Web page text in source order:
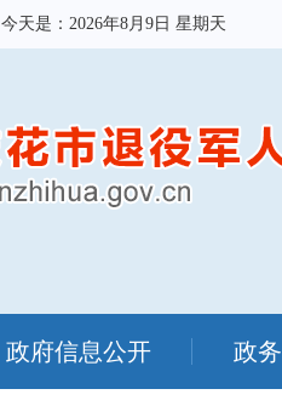
今天是： 2026年8月9日 星期天
政府信息公开 政